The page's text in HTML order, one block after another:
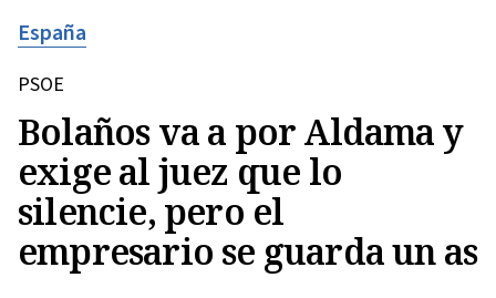
España
PSOE
Bolaños va a por Aldama y
exige al juez que lo
silencie, pero el
empresario se guarda un as